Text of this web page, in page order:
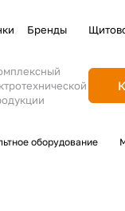
Бренды
оборудование